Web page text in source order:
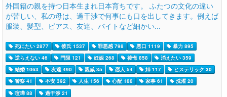
外国籍の親を持つ日本生まれ日本育ちです。 ふたつの文化の違い
が苦しい、私の母は、過干渉で何事にも口を出してきます。例えば
服装、髪型、ピアス、友達、バイトなど細かい...
死にたい 2877 彼氏 1537 罪悪感 798 悪口 1119
暴力 895
逆らえない 46
門限 121 妊娠 268 後悔 858
消えたい 359
結婚 1063
友達 490 親戚 35 恋人 54 姉 117
ヒステリック 30
警察 41
不安 392 人生 156 心配 188 家事 61
洗濯 20
喧嘩 88
過干渉 21